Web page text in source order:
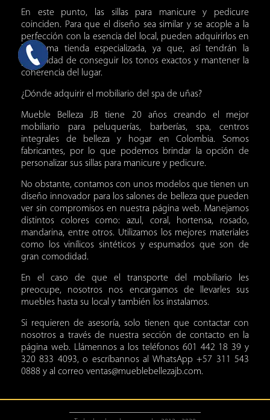
En este punto, las sillas para manicure y pedicure
coinciden. Para que el diseño sea similar y se acople a la
perfección con la esencia del local, pueden adquirirlos en
la misma tienda especializada, ya que, así tendrán la
posibilidad de conseguir los tonos exactos y mantener la
coherencia del lugar.
¿Dónde adquirir el mobiliario del spa de uñas?
Mueble Belleza JB tiene 20 años creando el mejor
mobiliario para peluquerías, barberías, spa, centros
integrales de belleza y hogar en Colombia. Somos
fabricantes, por lo que podemos brindar la opción de
personalizar sus sillas para manicure y pedicure.
No obstante, contamos con unos modelos que tienen un
diseño innovador para los salones de belleza que pueden
ver sin compromisos en nuestra página web. Manejamos
distintos colores como: azul, coral, hortensa, rosado,
mandarina, entre otros. Utilizamos los mejores materiales
como los vinílicos sintéticos y espumados que son de
gran comodidad.
En el caso de que el transporte del mobiliario les
preocupe, nosotros nos encargamos de llevarles sus
muebles hasta su local y también los instalamos.
Si requieren de asesoría, solo tienen que contactar con
nosotros a través de nuestra sección de contacto en la
página web. Llámennos a los teléfonos 601 442 18 39 y
320 833 4093, o escríbannos al WhatsApp +57 311 543
0888 y al correo ventas@mueblebellezajb.com.